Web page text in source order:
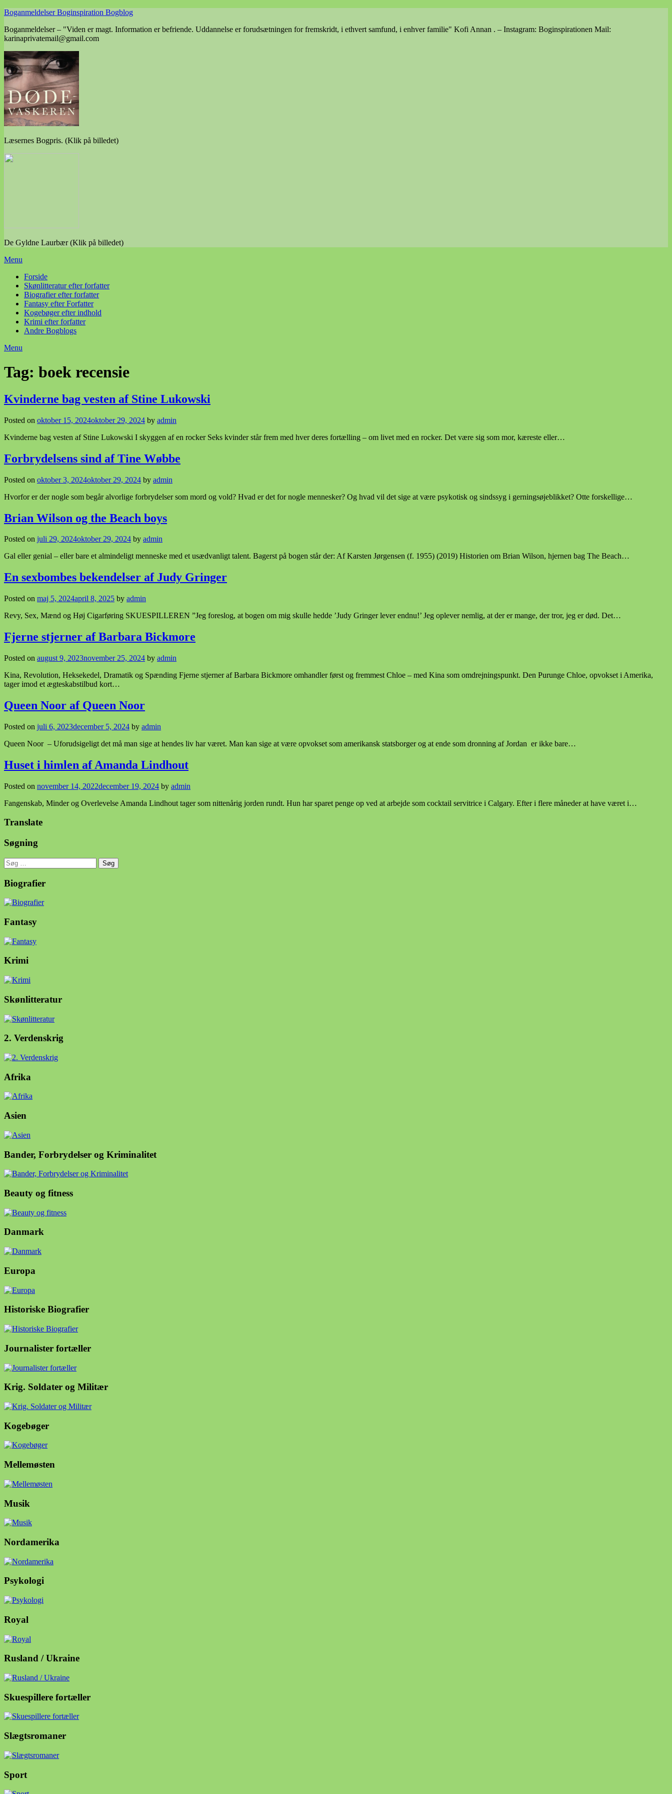
Skip
content
Boganmeldelser Boginspiration Bogblog
Boganmeldelser – "Viden er magt. Information er befriende. Uddannelse er forudsætningen for fremskridt, i ethvert samfund, i enhver familie" Kofi Annan . – Instagram: Boginspirationen Mail:
karinaprivatemail@gmail.com
Læsernes Bogpris. (Klik på billedet)
De Gyldne Laurbær (Klik på billedet)
Menu
Forside
Skønlitteratur efter forfatter
Biografier efter forfatter
Fantasy efter Forfatter
Kogebøger efter indhold
Krimi efter forfatter
Andre Bogblogs
Menu
Tag: boek recensie
Kvinderne bag vesten af Stine Lukowski
Posted on oktober 15, 2024oktober 29, 2024 by admin
Kvinderne bag vesten af Stine Lukowski I skyggen af en rocker Seks kvinder står frem med hver deres fortælling – om livet med en rocker. Det være sig som mor, kæreste eller…
Forbrydelsens sind af Tine Wøbbe
Posted on oktober 3, 2024oktober 29, 2024 by admin
Hvorfor er der nogle som begår alvorlige forbrydelser som mord og vold? Hvad er det for nogle mennesker? Og hvad vil det sige at være psykotisk og sindssyg i gerningsøjeblikket? Otte forskellige…
Brian Wilson og the Beach boys
Posted on juli 29, 2024oktober 29, 2024 by admin
Gal eller genial – eller bare et almindeligt menneske med et usædvanligt talent. Bagerst på bogen står der: Af Karsten Jørgensen (f. 1955) (2019) Historien om Brian Wilson, hjernen bag The Beach…
En sexbombes bekendelser af Judy Gringer
Posted on maj 5, 2024april 8, 2025 by admin
Revy, Sex, Mænd og Høj Cigarføring SKUESPILLEREN ”Jeg foreslog, at bogen om mig skulle hedde ’Judy Gringer lever endnu!’ Jeg oplever nemlig, at der er mange, der tror, jeg er død. Det…
Fjerne stjerner af Barbara Bickmore
Posted on august 9, 2023november 25, 2024 by admin
Kina, Revolution, Heksekedel, Dramatik og Spænding Fjerne stjerner af Barbara Bickmore omhandler først og fremmest Chloe – med Kina som omdrejningspunkt. Den Purunge Chloe, opvokset i Amerika,
tager imod et ægteskabstilbud kort…
Queen Noor af Queen Noor
Posted on juli 6, 2023december 5, 2024 by admin
Queen Noor – Uforudsigeligt det må man sige at hendes liv har været. Man kan sige at være opvokset som amerikansk statsborger og at ende som dronning af Jordan er ikke bare…
Huset i himlen af Amanda Lindhout
Posted on november 14, 2022december 19, 2024 by admin
Fangenskab, Minder og Overlevelse Amanda Lindhout tager som nittenårig jorden rundt. Hun har sparet penge op ved at arbejde som cocktail servitrice i Calgary. Efter i flere måneder at have været i…
Translate
Søgning
Søg
efter:
Biografier
Fantasy
Krimi
Skønlitteratur
2. Verdenskrig
Afrika
Asien
Bander, Forbrydelser og Kriminalitet
Beauty og fitness
Danmark
Europa
Historiske Biografier
Journalister fortæller
Krig. Soldater og Militær
Kogebøger
Mellemøsten
Musik
Nordamerika
Psykologi
Royal
Rusland / Ukraine
Skuespillere fortæller
Slægtsromaner
Sport